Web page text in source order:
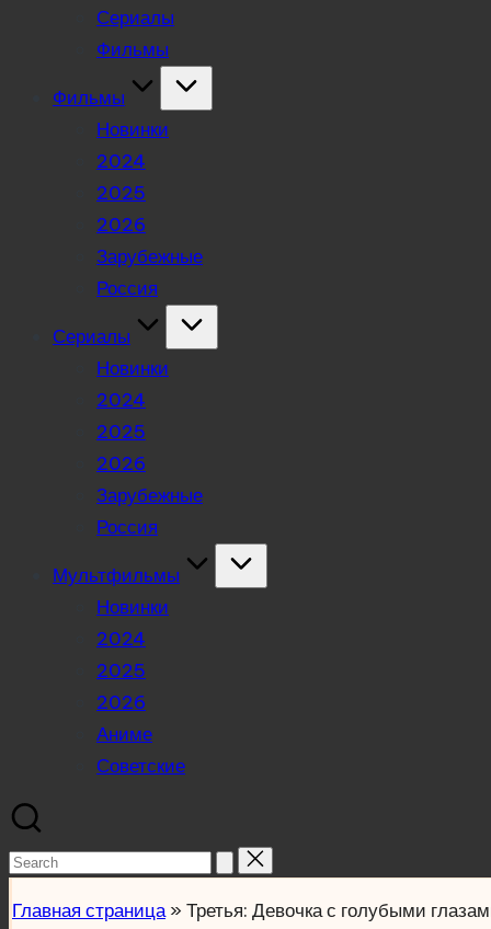
Сериалы
Фильмы
Фильмы
Новинки
2024
2025
2026
Зарубежные
Россия
Сериалы
Новинки
2024
2025
2026
Зарубежные
Россия
Мультфильмы
Новинки
2024
2025
2026
Аниме
Советские
Search
Главная страница» Третья: Девочка с голубыми